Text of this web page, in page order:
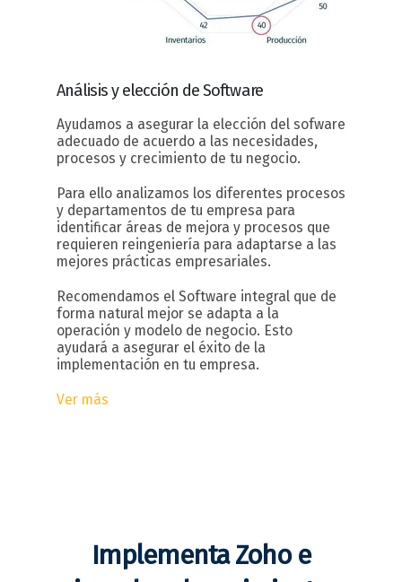
Análisis y elección de Software
Ayudamos a asegurar la elección del sofware
adecuado de acuerdo a las necesidades,
procesos y crecimiento de tu negocio.
Para ello analizamos los diferentes procesos
y departamentos de tu empresa para
identificar áreas de mejora y procesos que
requieren reingeniería para adaptarse a las
mejores prácticas empresariales.
Recomendamos el Software integral que de
forma natural mejor se adapta a la
operación y modelo de negocio. Esto
ayudará a asegurar el éxito de la
implementación en tu empresa.
Ver más
Implementa Zoho e